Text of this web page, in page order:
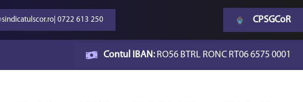
| 0722 613 250 CPSGCoR
Contul IBAN:RO56 BTRL RONC RT06 6575 0001